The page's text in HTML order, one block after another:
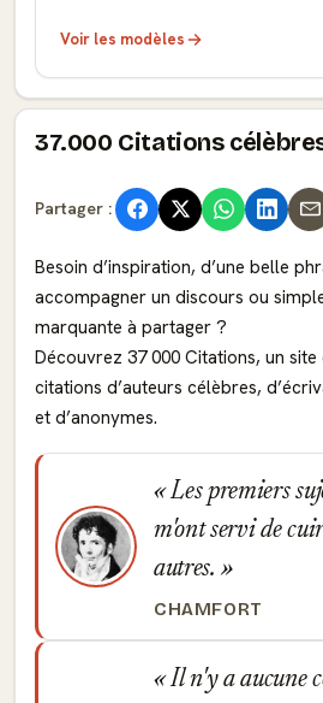
Voir les modèles
37.000 Citations
Partager :
Besoin d’inspiration, d’une belle
accompagner un discours ou
marquante à partager ?
Découvrez 37 000 Citations, un
citations d’auteurs célèbres,
et d’anonymes.
Les premiers
m'ont servi de
autres.
CHAMFORT
Il n'y a aucune